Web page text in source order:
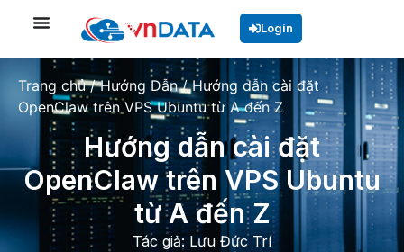
Login
Trang chủ/Hướng Dẫn/Hướng dẫn cài đặt
OpenClaw trên VPS Ubuntu từ A đến Z
Hướng dẫn cài đặt
OpenClaw trên VPS Ubuntu
từ A đến Z
Tác giả:Lưu Đức Trí